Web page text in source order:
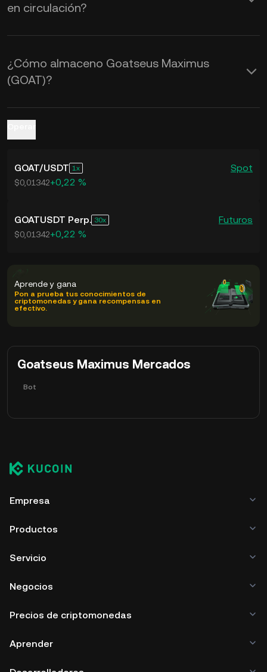
en circulación?
¿Cómo almaceno Goatseus Maximus
(GOAT)?
GOAT/USDT 1 Spot
$0,01342+0,22 %
GOATUSDT Perp. 30 Futuros
$0,01342+0,22 %
Aprende y gana
Pon a prueba tus conocimientos de
criptomonedas y gana recompensas en
efectivo.
Goatseus Maximus Mercados
Bot
Empresa
Productos
Servicio
Negocios
Precios de criptomonedas
Aprender